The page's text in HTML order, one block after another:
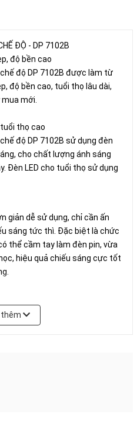
ĐỘ - DP 7102B
độ bền cao
độ DP 7102B được làm từ
độ bền cao, tuổi thọ lâu dài,
mới.
thọ cao
độ DP 7102B sử dụng đèn
cho chất lượng ánh sáng
Đèn LED cho tuổi thọ sử dụng
giản dễ sử dụng, chỉ cần ấn
sáng tức thì. Đặc biệt là chức
thể cầm tay làm đèn pin, vừa
hiệu quả chiếu sáng cực tốt